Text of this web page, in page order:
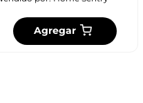
Agregar